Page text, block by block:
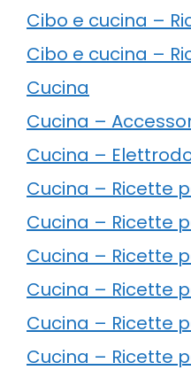
Cibo e cucina –
Cibo e cucina –
Cucina
Cucina –
Cucina –
Cucina – Ricette
Cucina – Ricette
Cucina – Ricette
Cucina – Ricette
Cucina – Ricette
Cucina – Ricette